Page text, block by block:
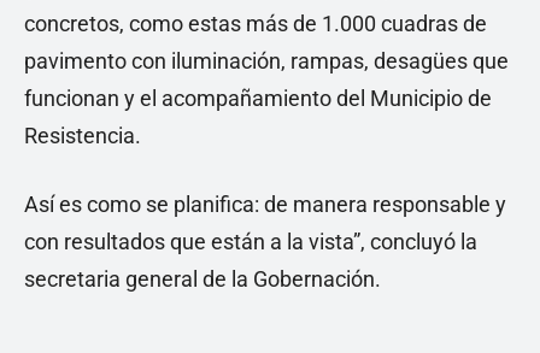
concretos, como estas más de 1.000 cuadras de
pavimento con iluminación, rampas, desagües que
funcionan y el acompañamiento del Municipio de
Resistencia.
Así es como se planifica: de manera responsable y
con resultados que están a la vista”, concluyó la
secretaria general de la Gobernación.